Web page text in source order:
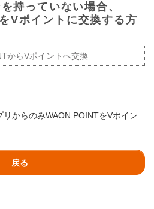
持っていない場合、
Vポイントに交換する方
からVポイントへ交換
からのみWAON POINTをVポイン
戻る